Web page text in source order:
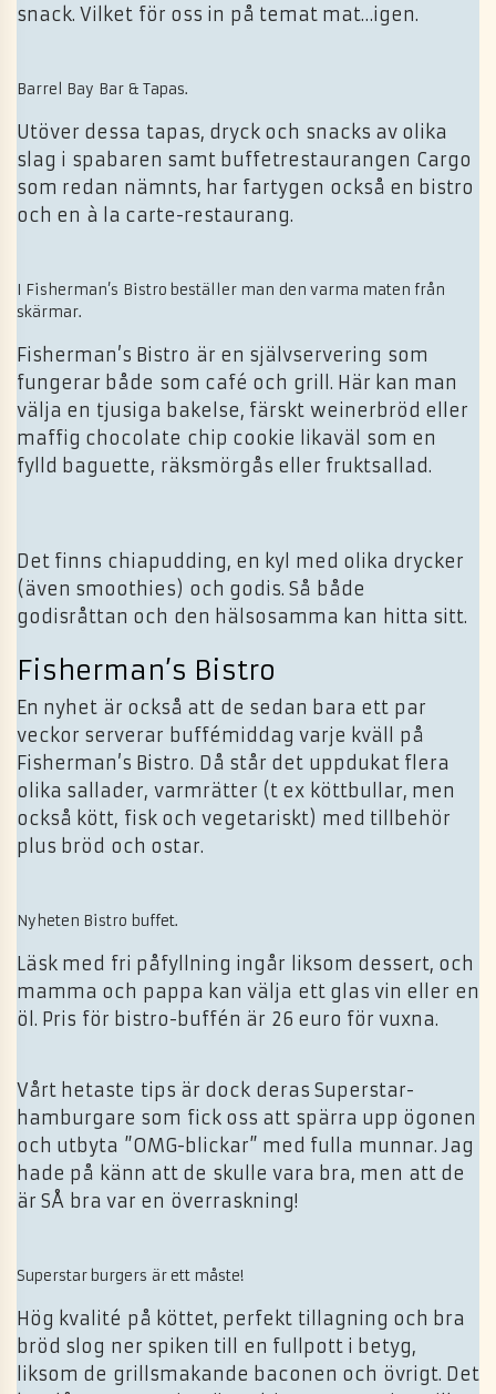
snack. Vilket för oss in på temat mat…igen.
Barrel Bay Bar & Tapas.
Utöver dessa tapas, dryck och snacks av olika
slag i spabaren samt buffetrestaurangen Cargo
som redan nämnts, har fartygen också en bistro
och en à la carte-restaurang.
I Fisherman’s Bistro beställer man den varma maten från
skärmar.
Fisherman’s Bistro är en självservering som
fungerar både som café och grill. Här kan man
välja en tjusiga bakelse, färskt weinerbröd eller
maffig chocolate chip cookie likaväl som en
fylld baguette, räksmörgås eller fruktsallad.
Det finns chiapudding, en kyl med olika drycker
(även smoothies) och godis. Så både
godisråttan och den hälsosamma kan hitta sitt.
Fisherman’s Bistro
En nyhet är också att de sedan bara ett par
veckor serverar buffémiddag varje kväll på
Fisherman’s Bistro. Då står det uppdukat flera
olika sallader, varmrätter (t ex köttbullar, men
också kött, fisk och vegetariskt) med tillbehör
plus bröd och ostar.
Nyheten Bistro buffet.
Läsk med fri påfyllning ingår liksom dessert, och
mamma och pappa kan välja ett glas vin eller en
öl. Pris för bistro-buffén är 26 euro för vuxna.
Vårt hetaste tips är dock deras Superstar-
hamburgare som fick oss att spärra upp ögonen
och utbyta ”OMG-blickar” med fulla munnar. Jag
hade på känn att de skulle vara bra, men att de
är SÅ bra var en överraskning!
Superstar burgers är ett måste!
Hög kvalité på köttet, perfekt tillagning och bra
bröd slog ner spiken till en fullpott i betyg,
liksom de grillsmakande baconen och övrigt. Det